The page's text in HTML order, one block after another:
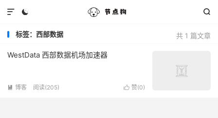
 

共 1 篇文章
标签：西部数据
WestData 西部数据机场加速器
 赞(0)
 博客 阅读(205)